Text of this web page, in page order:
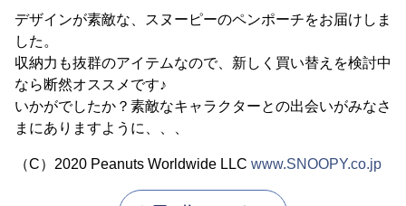
デザインが素敵な、スヌーピーのペンポーチをお届けしま
した。
収納力も抜群のアイテムなので、新しく買い替えを検討中
なら断然オススメです♪
いかがでしたか？素敵なキャラクターとの出会いがみなさ
まにありますように、、、
（C）2020 Peanuts Worldwide LLC www.SNOOPY.co.jp